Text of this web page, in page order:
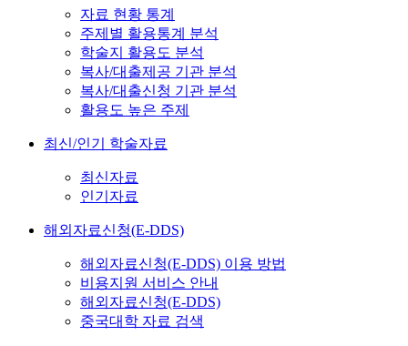
자료 현황 통계
주제별 활용통계 분석
학술지 활용도 분석
복사/대출제공 기관 분석
복사/대출신청 기관 분석
활용도 높은 주제
최신/인기 학술자료
최신자료
인기자료
해외자료신청(E-DDS)
해외자료신청(E-DDS) 이용 방법
비용지원 서비스 안내
해외자료신청(E-DDS)
중국대학 자료 검색